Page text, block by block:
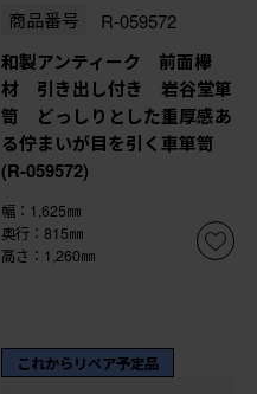
商品番号 R-059572
和製アンティーク 前面欅
材 引き出し付き 岩谷堂箪
笥 どっしりとした重厚感あ
る佇まいが目を引く車箪笥
(R-059572)
幅：1,625㎜
奥行：815㎜
高さ：1,260㎜
これからリペア予定品